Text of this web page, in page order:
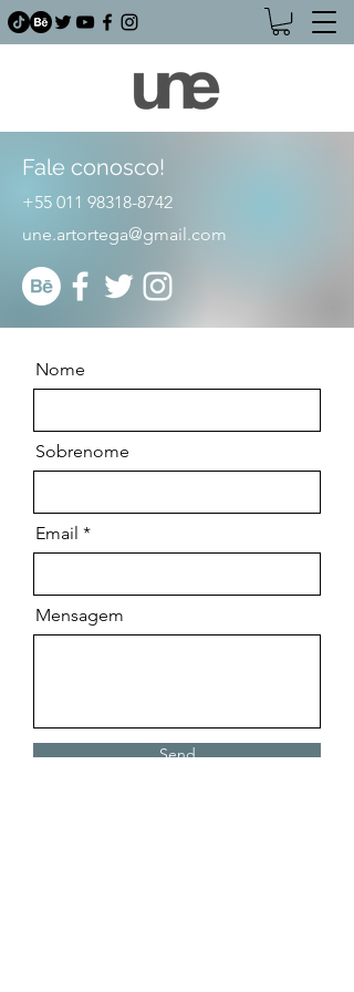
Fale conosco!
+55 011 98318-8742
une.artortega@gmail.com
Nome
Sobrenome
Email
Mensagem
Send